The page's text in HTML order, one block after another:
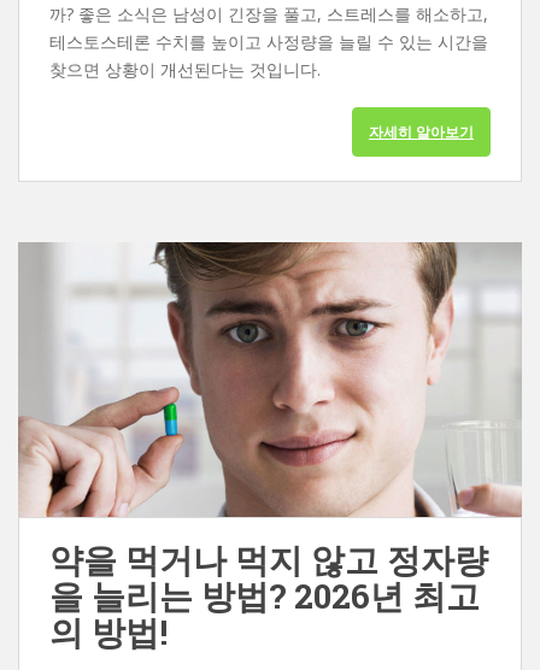
까? 좋은 소식은 남성이 긴장을 풀고, 스트레스를 해소하고,
테스토스테론 수치를 높이고 사정량을 늘릴 수 있는 시간을
찾으면 상황이 개선된다는 것입니다.
자세히 알아보기
약을 먹거나 먹지 않고 정자량
을 늘리는 방법? 2026년 최고
의 방법!